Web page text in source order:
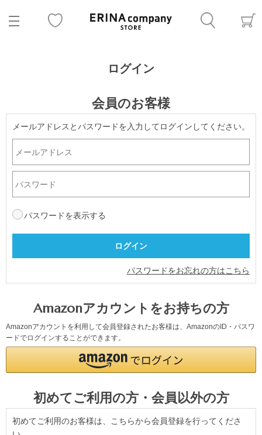
ログイン
会員のお客様
メールアドレスとパスワードを入力してログインしてください。
パスワードを表示する
パスワードをお忘れの方はこちら
Amazonアカウントをお持ちの方
Amazonアカウントを利用して会員登録されたお客様は、AmazonのID・パスワ
ードでログインすることができます。
初めてご利用の方・会員以外の方
初めてご利用のお客様は、こちらから会員登録を行ってくださ